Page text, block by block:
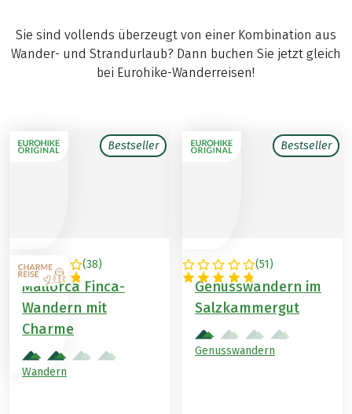
Sie sind vollends überzeugt von einer Kombination aus
Wander- und Strandurlaub? Dann buchen Sie jetzt gleich
bei Eurohike-Wanderreisen!
Bestseller
(38)
SPANIEN
Mallorca Finca-
Wandern mit
Charme
Wandern
Bestseller
(51)
ÖSTERREICH
Genusswandern im
Salzkammergut
Genusswandern